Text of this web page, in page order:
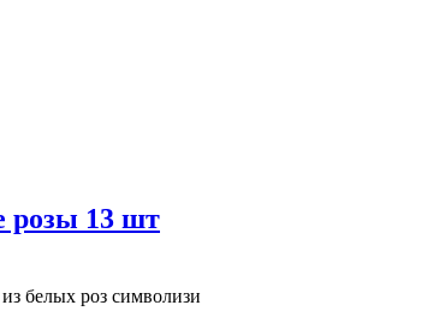
розы 13 шт
белых роз символизи